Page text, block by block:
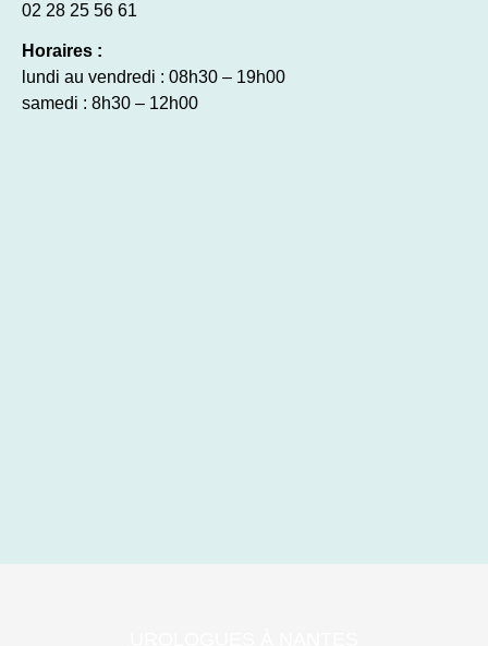
néphrectomie totale
02 28 25 56 61
Horaires :
lundi au vendredi : 08h30 – 19h00
samedi : 8h30 – 12h00